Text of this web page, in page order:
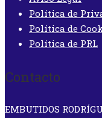
Política de
Política de
Política de PRL
Contacto
EMBUTIDOS